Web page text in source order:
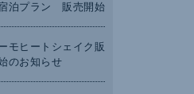
泊プラン 販売開始
モヒートシェイク販
のお知らせ